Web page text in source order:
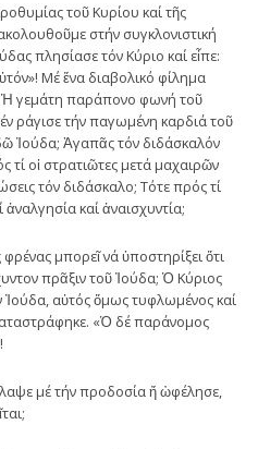
τοῦ Κυρίου καί τῆς
στήν συγκλονιστική
πλησίασε τόν Κύριο καί εἶπε:
Μέ ἕνα διαβολικό φίλημα
γεμάτη παράπονο φωνή τοῦ
ράγισε τήν παγωμένη καρδιά τοῦ
Ἰούδα; Ἀγαπᾶς τόν διδάσκαλόν
τί οἱ στρατιῶτες μετά μαχαιρῶν
τόν διδάσκαλο; Τότε πρός τί
ἀναλγησία καί ἀναισχυντία;
μπορεῖ νά ὑποστηρίξει ὅτι
πρᾶξιν τοῦ Ἰούδα; Ὁ Κύριος
Ἰούδα, αὐτός ὅμως τυφλωμένος καί
«Ὁ δέ παράνομος
μέ τήν προδοσία ἤ ὠφέλησε,